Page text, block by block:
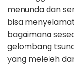
menunda dan
bisa
bagaimana
gelombang
yang meleleh